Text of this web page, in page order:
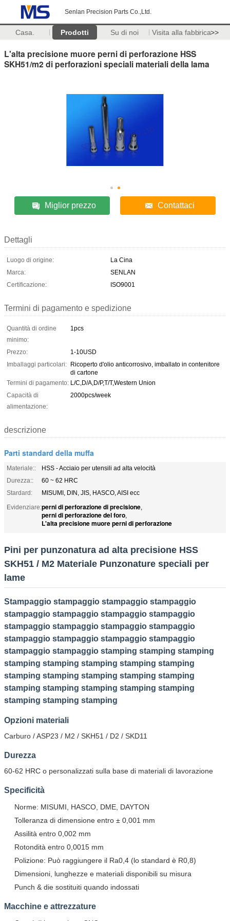
Senlan Precision Parts Co.,Ltd.
Casa. Prodotti Su di noi Visita alla fabbrica>>
L'alta precisione muore perni di perforazione HSS
SKH51/m2 di perforazioni speciali materiali della lama
Miglior prezzo Contattaci
Dettagli
Luogo di origine:
La Cina
Marca:
SENLAN
Certificazione:
ISO9001
Termini di pagamento e spedizione
Quantità di ordine
minimo:
1pcs
Prezzo:
1-10USD
Imballaggi particolari: Ricoperto d'olio anticorrosivo, imballato in contenitore
di cartone
Termini di pagamento: L/C,D/A,D/P,T/T,Western Union
Capacità di
alimentazione:
2000pcs/week
descrizione
Parti standard della muffa
Materiale::
HSS - Acciaio per utensili ad alta velocità
Durezza::
60 ~ 62 HRC
Stardard:
MISUMI, DIN, JIS, HASCO, AISI ecc
Evidenziare:perni di perforazione di precisione,
perni di perforazione del foro,
L'alta precisione muore perni di perforazione
Pini per punzonatura ad alta precisione HSS
SKH51 / M2 Materiale Punzonature speciali per
lame
Stampaggio stampaggio stampaggio stampaggio
stampaggio stampaggio stampaggio stampaggio
stampaggio stampaggio stampaggio stampaggio
stampaggio stampaggio stampaggio stampaggio
stampaggio stampaggio stamping stamping stamping
stamping stamping stamping stamping stamping
stamping stamping stamping stamping stamping
stamping stamping stamping stamping stamping
stamping stamping stamping
Opzioni materiali
Carburo / ASP23 / M2 / SKH51 / D2 / SKD11
Durezza
60-62 HRC o personalizzati sulla base di materiali di lavorazione
Specificità
Norme: MISUMI, HASCO, DME, DAYTON
Tolleranza di dimensione entro ± 0,001 mm
Assilità entro 0,002 mm
Rotondità entro 0,0015 mm
Polizione: Può raggiungere il Ra0,4 (lo standard è R0,8)
Dimensioni, lunghezze e materiali disponibili su misura
Punch & die sostituiti quando indossati
Macchine e attrezzature